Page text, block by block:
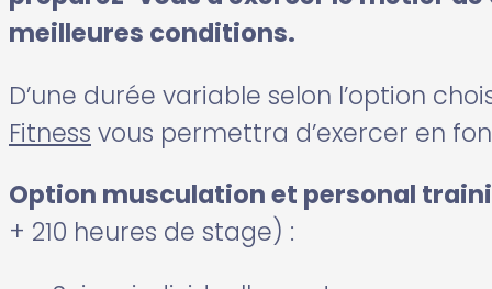
meilleures conditions.
D’une durée variable selon l’option
Fitness vous permettra d’exercer en
Option musculation et personal
+ 210 heures de stage) :